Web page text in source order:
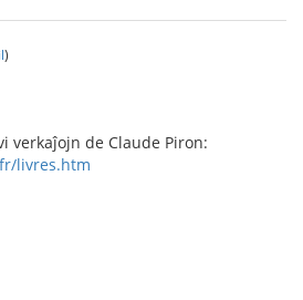
)
verkaĵojn de Claude Piron:
livres.htm